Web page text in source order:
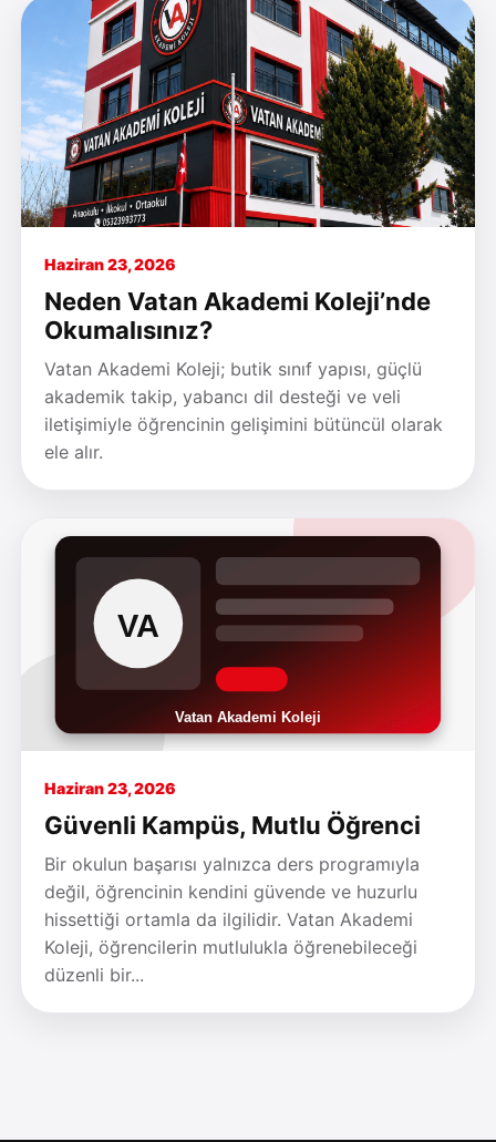
Haziran 23, 2026
Neden Vatan Akademi Koleji’nde
Okumalısınız?
Vatan Akademi Koleji; butik sınıf yapısı, güçlü
akademik takip, yabancı dil desteği ve veli
iletişimiyle öğrencinin gelişimini bütüncül olarak
ele alır.
Haziran 23, 2026
Güvenli Kampüs, Mutlu Öğrenci
Bir okulun başarısı yalnızca ders programıyla
değil, öğrencinin kendini güvende ve huzurlu
hissettiği ortamla da ilgilidir. Vatan Akademi
Koleji, öğrencilerin mutlulukla öğrenebileceği
düzenli bir...